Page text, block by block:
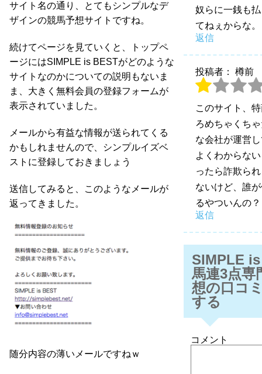
サイト名の通り、とてもシンプルなデ
ザインの競馬予想サイトですね。
続けてページを見ていくと、トップペ
ージにはSIMPLE is BESTがどのような
サイトなのかについての説明もないま
ま、大きく無料会員の登録フォームが
表示されていました。
メールから有益な情報が送られてくる
かもしれませんので、シンプルイズベ
ストに登録しておきましょう
送信してみると、このようなメールが
返ってきました。
随分内容の薄いメールですねｗ
奴らに一銭も
てねぇからな。
返信
投稿者： 樽前
このサイト、
ろめちゃくち
な会社が運営
よくわからな
ったら詐欺ら
ないけど、誰
るやついんの？
返信
SIMPLE
馬連3点専
想の口コ
する
コメント